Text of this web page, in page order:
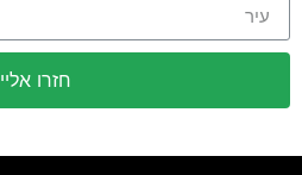
חזרו אליי